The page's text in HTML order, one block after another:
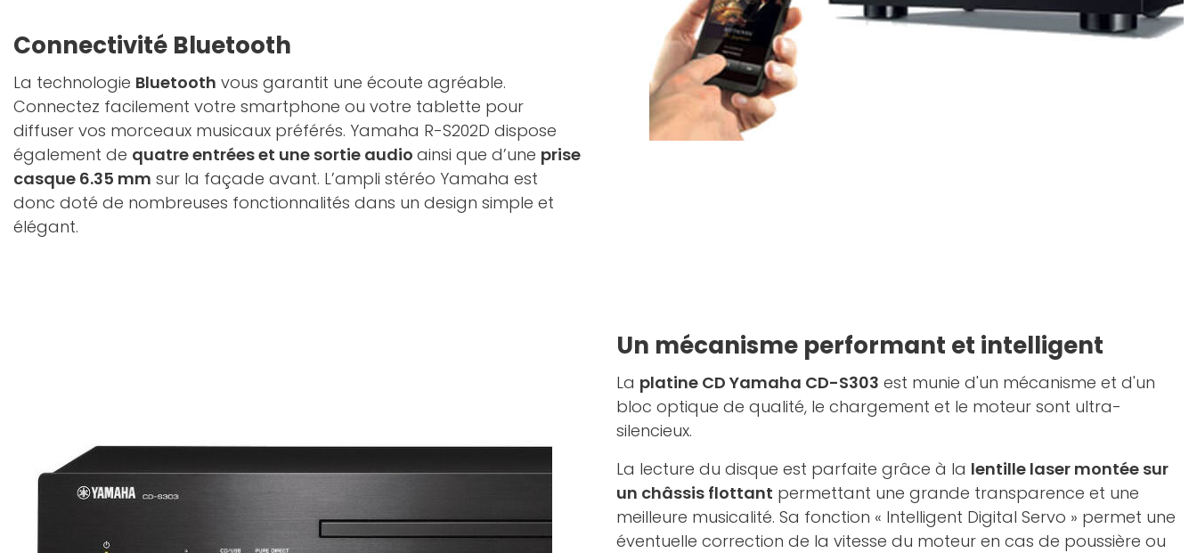
Connectivité Bluetooth
La technologie Bluetooth vous garantit une écoute agréable.
Connectez facilement votre smartphone ou votre tablette pour
diffuser vos morceaux musicaux préférés. Yamaha R-S202D dispose
également de quatre entrées et une sortie audio ainsi que d’une prise
casque 6.35 mm sur la façade avant. L’ampli stéréo Yamaha est
donc doté de nombreuses fonctionnalités dans un design simple et
élégant.
Un mécanisme performant et intelligent
La platine CD Yamaha CD-S303 est munie d'un mécanisme et d'un
bloc optique de qualité, le chargement et le moteur sont ultra-
silencieux.
La lecture du disque est parfaite grâce à la lentille laser montée sur
un châssis flottant permettant une grande transparence et une
meilleure musicalité. Sa fonction « Intelligent Digital Servo » permet une
éventuelle correction de la vitesse du moteur en cas de poussière ou